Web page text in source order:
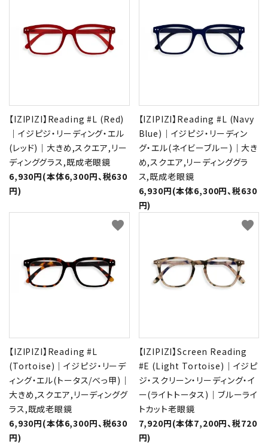
【IZIPIZI】Reading #L (Red)
｜イジピジ・リーディング・エル
(レッド)｜大きめ,スクエア,リー
ディンググラス,既成老眼鏡
6,930円(本体6,300円、税630
円)
【IZIPIZI】Reading #L (Navy
Blue)｜イジピジ・リーディン
グ・エル(ネイビーブルー)｜大き
め,スクエア,リーディンググラ
ス,既成老眼鏡
6,930円(本体6,300円、税630
円)
【IZIPIZI】Reading #L
(Tortoise)｜イジピジ・リーデ
ィング・エル(トータス/べっ甲)｜
大きめ,スクエア,リーディンググ
ラス,既成老眼鏡
6,930円(本体6,300円、税630
円)
favorite
【IZIPIZI】Screen Reading
#E (Light Tortoise)｜イジピ
ジ・スクリーン・リーディング・イ
ー(ライトトータス)｜ブルーライ
トカット老眼鏡
7,920円(本体7,200円、税720
円)
favorite